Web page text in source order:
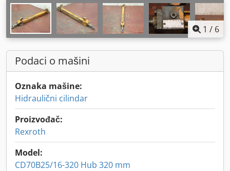
1 / 6
Podaci o mašini
Oznaka mašine:
Hidraulični cilindar
Proizvođač:
Rexroth
Model:
CD70B25/16-320 Hub 320 mm